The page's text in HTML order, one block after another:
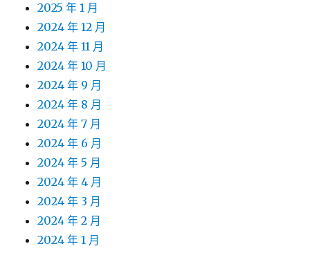
2025 年 1 月
2024 年 12 月
2024 年 11 月
2024 年 10 月
2024 年 9 月
2024 年 8 月
2024 年 7 月
2024 年 6 月
2024 年 5 月
2024 年 4 月
2024 年 3 月
2024 年 2 月
2024 年 1 月